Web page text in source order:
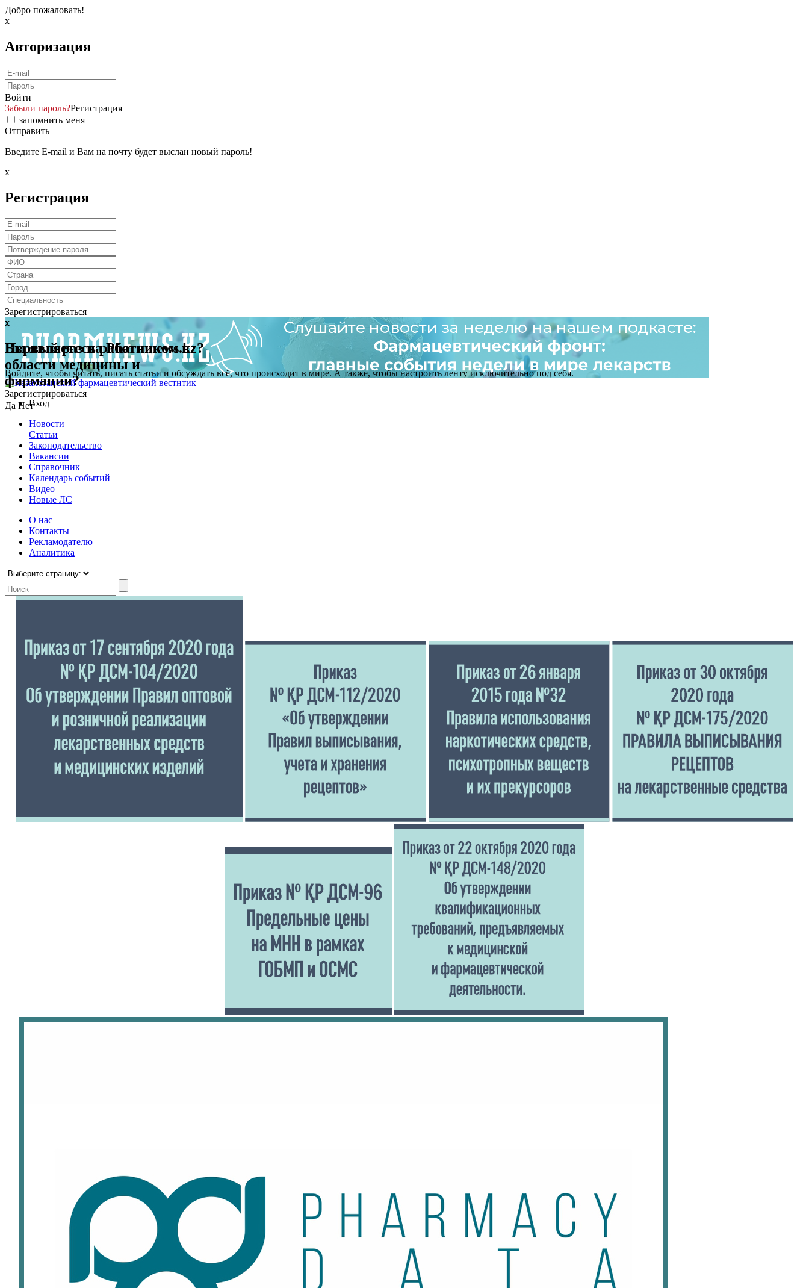
Добро пожаловать!
x
Авторизация
Войти
Забыли пароль?Регистрация
запомнить меня
Отправить
Введите E-mail и Вам на почту будет выслан новый пароль!
x
Регистрация
Зарегистрироваться
x
Первый раз на Pharmnews.kz?
Войдите, чтобы читать, писать статьи и обсуждать всё, что происходит в мире. А также, чтобы настроить ленту исключительно под себя.
Зарегистрироваться
x
Вы являетесь работником в
области медицины и
фармации?
Да НетВход
Новости
Статьи
Законодательство
Вакансии
Справочник
Календарь событий
Видео
Новые ЛС
О нас
Контакты
Рекламодателю
Аналитика